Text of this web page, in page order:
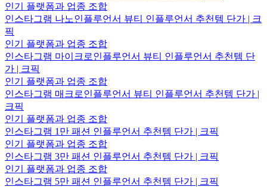
인기 플랫폼과 업종 조합
인스타그램 나노인플루언서 뷰티 인플루언서 추천템 단가 | 크
픽
인기 플랫폼과 업종 조합
인스타그램 마이크로인플루언서 뷰티 인플루언서 추천템 단
가 | 크픽
인기 플랫폼과 업종 조합
인스타그램 매크로인플루언서 뷰티 인플루언서 추천템 단가 |
크픽
인기 플랫폼과 업종 조합
인스타그램 1만 패션 인플루언서 추천템 단가 | 크픽
인기 플랫폼과 업종 조합
인스타그램 3만 패션 인플루언서 추천템 단가 | 크픽
인기 플랫폼과 업종 조합
인스타그램 5만 패션 인플루언서 추천템 단가 | 크픽